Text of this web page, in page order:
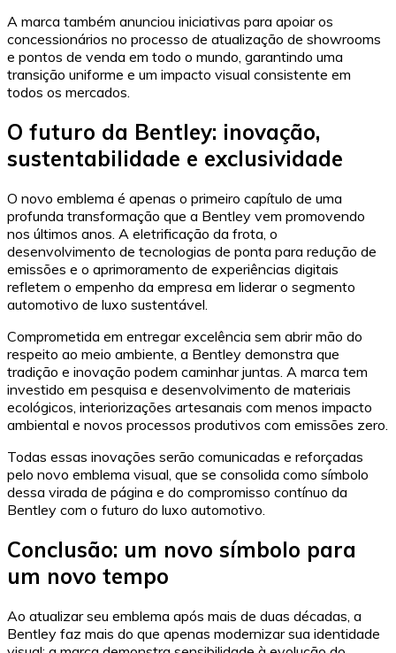
A marca também anunciou iniciativas para apoiar os
concessionários no processo de atualização de showrooms
e pontos de venda em todo o mundo, garantindo uma
transição uniforme e um impacto visual consistente em
todos os mercados.
O futuro da Bentley: inovação,
sustentabilidade e exclusividade
O novo emblema é apenas o primeiro capítulo de uma
profunda transformação que a Bentley vem promovendo
nos últimos anos. A eletrificação da frota, o
desenvolvimento de tecnologias de ponta para redução de
emissões e o aprimoramento de experiências digitais
refletem o empenho da empresa em liderar o segmento
automotivo de luxo sustentável.
Comprometida em entregar excelência sem abrir mão do
respeito ao meio ambiente, a Bentley demonstra que
tradição e inovação podem caminhar juntas. A marca tem
investido em pesquisa e desenvolvimento de materiais
ecológicos, interiorizações artesanais com menos impacto
ambiental e novos processos produtivos com emissões zero.
Todas essas inovações serão comunicadas e reforçadas
pelo novo emblema visual, que se consolida como símbolo
dessa virada de página e do compromisso contínuo da
Bentley com o futuro do luxo automotivo.
Conclusão: um novo símbolo para
um novo tempo
Ao atualizar seu emblema após mais de duas décadas, a
Bentley faz mais do que apenas modernizar sua identidade